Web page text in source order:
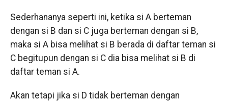
Sederhananya seperti ini, ketika si A berteman
dengan si B dan si C juga berteman dengan si B,
maka si A bisa melihat si B berada di daftar teman si
C begitupun dengan si C dia bisa melihat si B di
daftar teman si A.
Akan tetapi jika si D tidak berteman dengan